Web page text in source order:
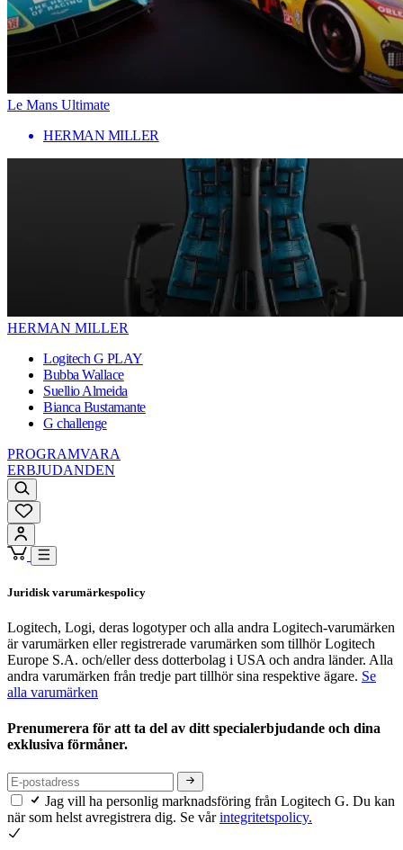
Le Mans Ultimate
HERMAN MILLER
HERMAN MILLER
Logitech G PLAY
Bubba Wallace
Suellio Almeida
Bianca Bustamante
G challenge
PROGRAMVARA
ERBJUDANDEN
Juridisk varumärkespolicy
Logitech, Logi, deras logotyper och alla andra Logitech-varumärken
är varumärken eller registrerade varumärken som tillhör Logitech
Europe S.A. och/eller dess dotterbolag i USA och andra länder. Alla
andra varumärken från tredje part tillhör sina respektive ägare. Se
alla varumärken
Prenumerera för att ta del av ditt specialerbjudande och dina
exklusiva förmåner.
Jag vill ha personlig marknadsföring från Logitech G. Du kan
när som helst avregistrera dig. Se vårintegritetspolicy.